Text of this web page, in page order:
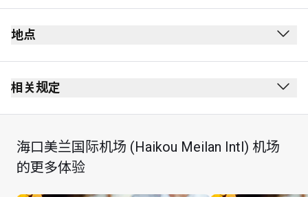
地点
相关规定
每位持卡人最多可携同 Unlimited 位同行宾客
海口美兰国际机场 (Haikou Meilan Intl) 机场
的更多体验